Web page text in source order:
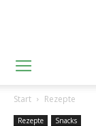
Start Rezepte
Rezepte Snacks